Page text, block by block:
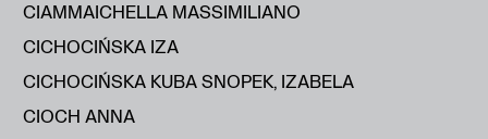
CIAMMAICHELLA MASSIMILIANO
CICHOCIŃSKA IZA
CICHOCIŃSKA KUBA SNOPEK, IZABELA
CIOCH ANNA